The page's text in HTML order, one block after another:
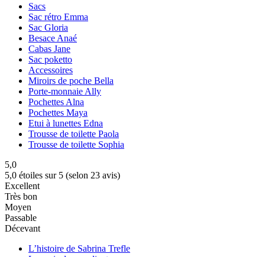
Sacs
Sac rétro Emma
Sac Gloria
Besace Anaé
Cabas Jane
Sac poketto
Accessoires
Miroirs de poche Bella
Porte-monnaie Ally
Pochettes Alna
Pochettes Maya
Etui à lunettes Edna
Trousse de toilette Paola
Trousse de toilette Sophia
5,0
5,0 étoiles sur 5 (selon 23 avis)
Excellent
Très bon
Moyen
Passable
Décevant
L’histoire de Sabrina Trefle